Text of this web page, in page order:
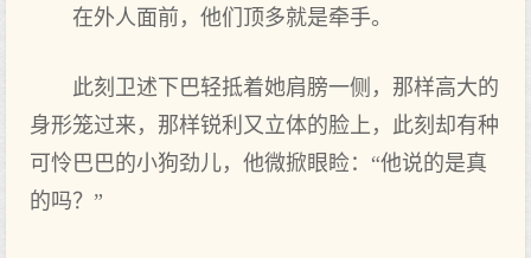
在外人面前，他们顶多就是牵手。
此刻卫述下巴轻抵着她肩膀一侧，那样高大的
身形笼过来，那样锐利又立体的脸上，此刻却有种
可怜巴巴的小狗劲儿，他微掀眼睑：“他说的是真
的吗？”